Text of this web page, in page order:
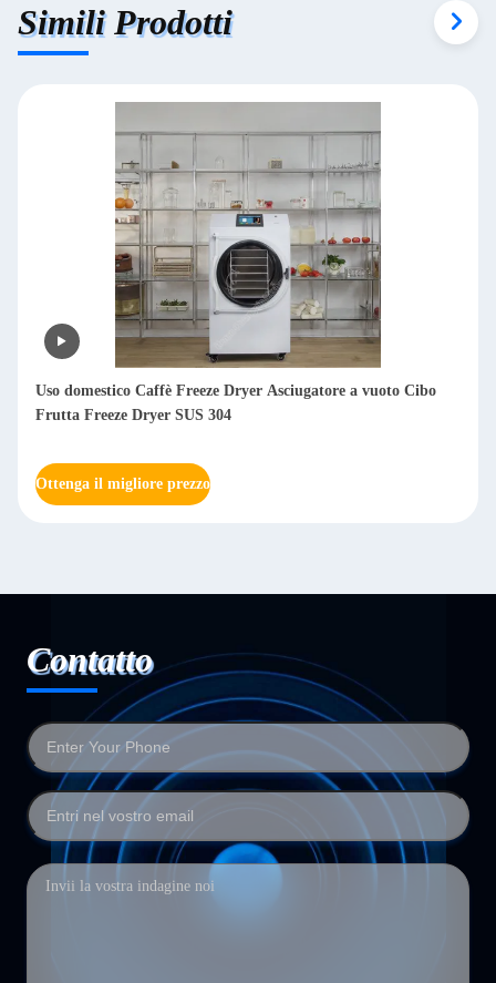
Simili Prodotti
Liofilizzatore Macchine di lievitazione per la carne Macchine di
lievitazione per le verdure da latte
Ottenga il migliore prezzo
Contatto